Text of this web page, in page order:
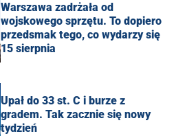
Warszawa zadrżała od
wojskowego sprzętu. To dopiero
przedsmak tego, co wydarzy się
15 sierpnia
Upał do 33 st. C i burze z
gradem. Tak zacznie się nowy
tydzień